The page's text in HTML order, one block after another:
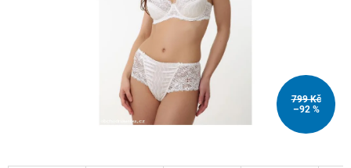
799 Kč
–92 %